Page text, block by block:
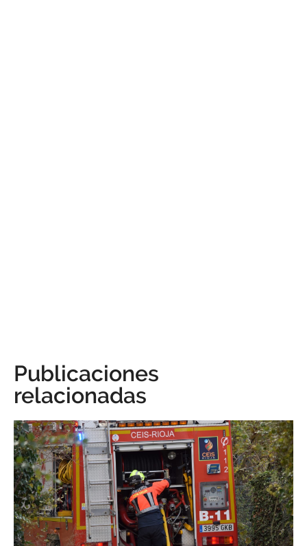
Publicaciones
relacionadas